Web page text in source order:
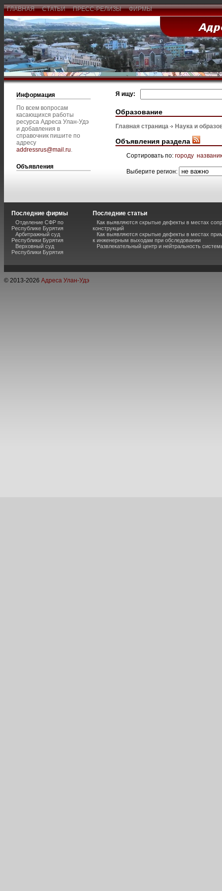
ГЛАВНАЯ СТАТЬИ ПРЕСС-РЕЛИЗЫ ФИРМЫ
Информация
По всем вопросам
касающихся работы
ресурса Адреса Улан-Удэ
и добавления в
справочник пишите по
адресу
addressrus@mail.ru.
Объявления
Я ищу:
Образование
Главная страница Наука и
Объявления раздела
Сортировать по: городу
Выберите регион:
Последние фирмы
Отделение СФР по
Республике Бурятия
Арбитражный суд
Республики Бурятия
Верховный суд
Республики Бурятия
Последние статьи
Как выявляются скрытые дефекты в местах
конструкций
Как выявляются скрытые дефекты в местах
к инженерным выходам при обследовании
Развлекательный центр и нейтральность
© 2013-2026 Адреса Улан-Удэ